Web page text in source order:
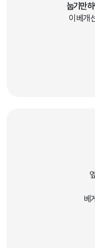
눕기만
이 베개
베